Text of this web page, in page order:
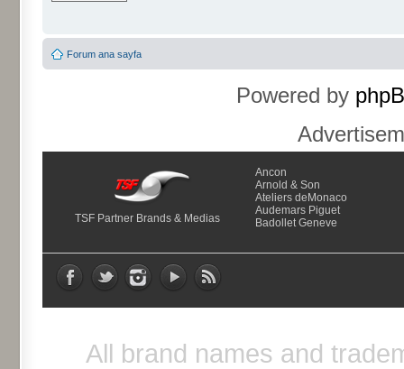
Forum ana sayfa
Powered by
TSF Partner Brands & Medias
Ancon
Arnold & Son
Ateliers deMonaco
Audemars Piguet
Badollet Geneve
All brand names and